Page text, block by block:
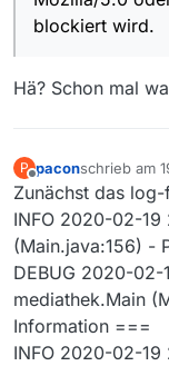
blockiert wird.
Hä? Schon mal
P
Offline
paconschrieb am
zuletzt
Zunächst das
INFO 2020-02-19
(Main.java:156) -
DEBUG 2020-02-
mediathek.Main
Information ===
INFO 2020-02-19